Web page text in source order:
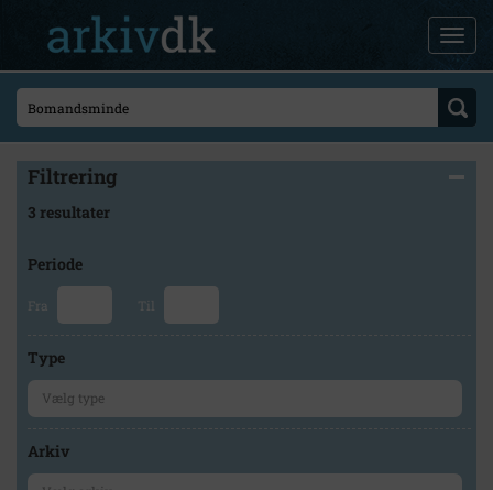
Filtrering
3 resultater
Periode
Fra Til
Type
Arkiv